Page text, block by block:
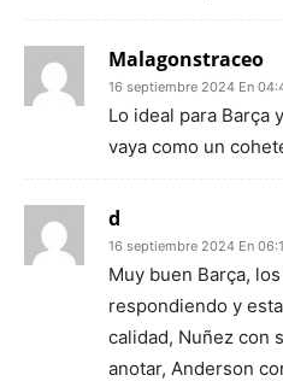
Malagonstraceo
16 septiembre 2024 En
Lo ideal para Barça
vaya como un
d
16 septiembre 2024 En
Muy buen Barça,
respondiendo y
calidad, Nuñez con
anotar, Anderson